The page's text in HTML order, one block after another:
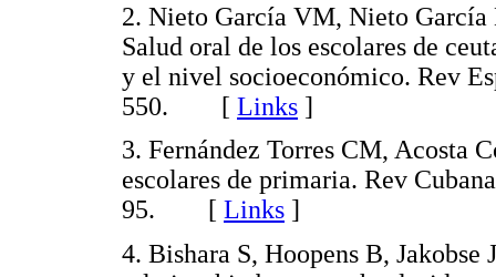
2. Nieto García VM, Nieto
Salud oral de los escolares de
y el nivel socioeconómico. Rev
550. [ Links ]
3. Fernández Torres CM, Acosta
escolares de primaria. Rev
95. [ Links ]
4. Bishara S, Hoopens B,